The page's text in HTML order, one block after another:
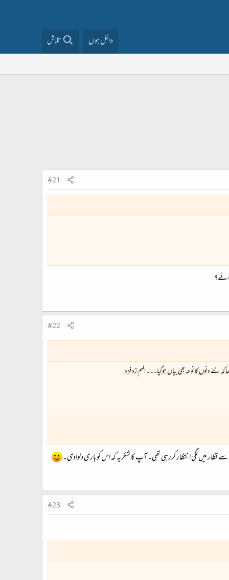
داخل ہوں تلاش
#21
#22
دنوں کا نوحہ بھی بیاں ہوگیا۔۔۔ الہم زد فزد
میں لگی انتظار کررہی تھی۔ آپ کا شکریہ کہ اس کو باری دلوادی۔
#23